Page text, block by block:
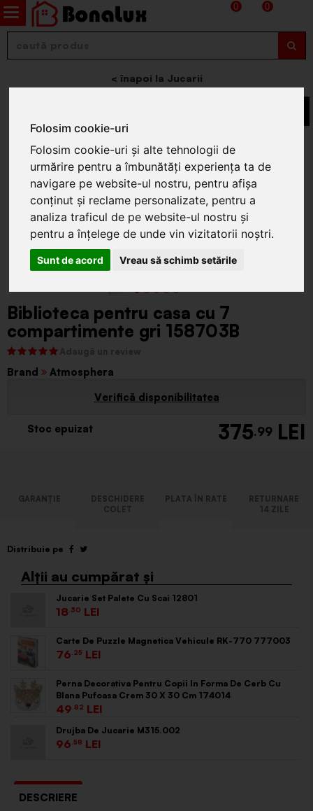
Folosim cookie-uri
Folosim cookie-uri și alte tehnologii de
urmărire pentru a îmbunătăți experiența ta de
navigare pe website-ul nostru, pentru afișa
conținut și reclame personalizate, pentru a
analiza traficul de pe website-ul nostru și
pentru a înțelege de unde vin vizitatorii noștri.
Sunt de acord Vreau să schimb setările
0 0
Jucarii
Biblioteca pentru casa cu 7
compartimente gri 158703B
Brand
Atmosphera
Verifică disponibilitatea
Stoc epuizat 375.99
Jucarie Set Palete Cu Scai 12801
18 .30
Carte De Puzzle Magnetica Vehicule RK-770 777003
76 .25
Perna Decorativa Pentru Copii In Forma De Cerb Cu
Blana Pufoasa Crem 30 X 30 Cm 174014
49 .82
Drujba De Jucarie M315.002
96 .58
DESCRIERE